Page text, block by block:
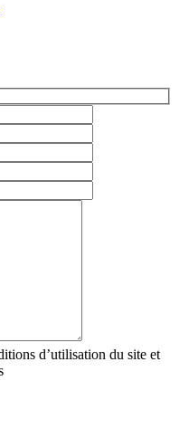
d’utilisation du site et